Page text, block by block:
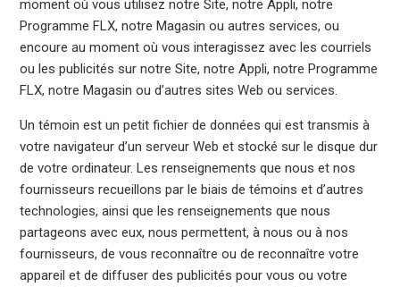
moment où vous utilisez notre Site, notre Appli, notre
Programme FLX, notre Magasin ou autres services, ou
encoure au moment où vous interagissez avec les courriels
ou les publicités sur notre Site, notre Appli, notre Programme
FLX, notre Magasin ou d’autres sites Web ou services.
Un témoin est un petit fichier de données qui est transmis à
votre navigateur d’un serveur Web et stocké sur le disque dur
de votre ordinateur. Les renseignements que nous et nos
fournisseurs recueillons par le biais de témoins et d’autres
technologies, ainsi que les renseignements que nous
partageons avec eux, nous permettent, à nous ou à nos
fournisseurs, de vous reconnaître ou de reconnaître votre
appareil et de diffuser des publicités pour vous ou votre